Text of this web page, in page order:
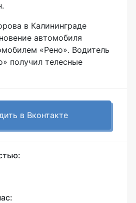
в Калининграде
автомобиля
«Рено». Водитель
получил телесные
в Вконтакте